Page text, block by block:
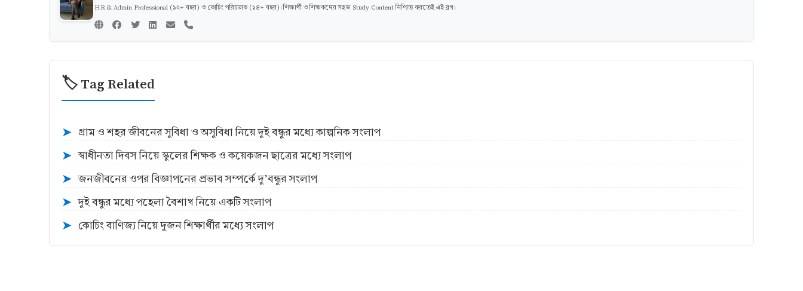
HR & Admin Professional (১২+ বছর) ও কোচিং পরিচালক (১৪+ বছর)। শিক্ষার্থী ও শিক্ষকদের সহজ Study Content নিশ্চিত করতেই এই ব্লগ।
🏷️ Tag Related
➤ গ্রাম ও শহর জীবনের সুবিধা ও অসুবিধা নিয়ে দুই বন্ধুর মধ্যে কাল্পনিক সংলাপ
➤ স্বাধীনতা দিবস নিয়ে স্কুলের শিক্ষক ও কয়েকজন ছাত্রের মধ্যে সংলাপ
➤ জনজীবনের ওপর বিজ্ঞাপনের প্রভাব সম্পর্কে দু’বন্ধুর সংলাপ
➤ দুই বন্ধুর মধ্যে পহেলা বৈশাখ নিয়ে একটি সংলাপ
➤ কোচিং বাণিজ্য নিয়ে দুজন শিক্ষার্থীর মধ্যে সংলাপ